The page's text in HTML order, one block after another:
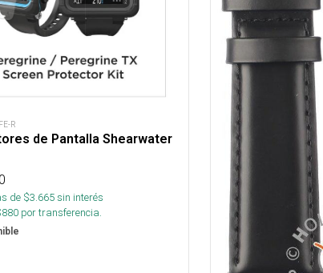
R
de Pantalla Shearwater
de $3.665sin interés
880 por transferencia.